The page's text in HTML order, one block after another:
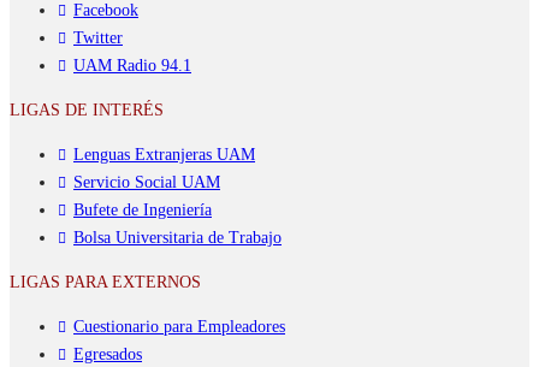
Facebook
Twitter
UAM Radio 94.1
LIGAS DE INTERÉS
Lenguas Extranjeras UAM
Servicio Social UAM
Bufete de Ingeniería
Bolsa Universitaria de Trabajo
LIGAS PARA EXTERNOS
Cuestionario para Empleadores
Egresados